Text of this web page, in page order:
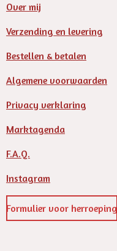
Over mij
Verzending en levering
Bestellen & betalen
Algemene voorwaarden
Privacy verklaring
Marktagenda
F.A.Q.
Instagram
Formulier voor herroeping